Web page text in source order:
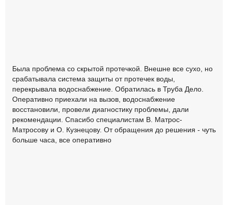
Была проблема со скрытой протечкой. Внешне все сухо, но
срабатывала система защиты от протечек воды,
перекрывала водоснабжение. Обратилась в Труба Дело.
Оперативно приехали на вызов, водоснабжение
восстановили, провели диагностику проблемы, дали
рекомендации. Спасибо специалистам В. Матрос-
Матросову и О. Кузнецову. От обращения до решения - чуть
больше часа, все оперативно